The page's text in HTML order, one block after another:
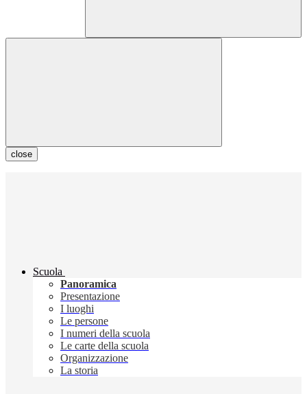
close
Scuola
Panoramica
Presentazione
I luoghi
Le persone
I numeri della scuola
Le carte della scuola
Organizzazione
La storia